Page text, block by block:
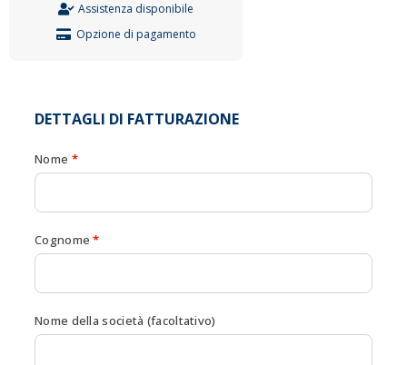
Assistenza disponibile
Opzione di pagamento
DETTAGLI DI FATTURAZIONE
Nome *
Cognome*
Nome della società (facoltativo)